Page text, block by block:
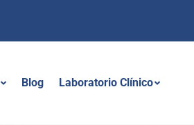
Blog Laboratorio Clínico